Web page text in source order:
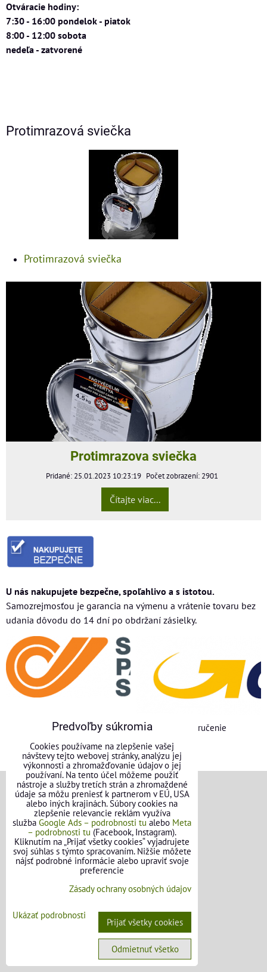
Otváracie hodiny:
7:30 - 16:00 pondelok - piatok
8:00 - 12:00 sobota
nedeľa - zatvorené
Protimrazová sviečka
Protimrazová sviečka
Protimrazova sviečka
Pridané: 25.01.2023 10:23:19 Počet zobrazení: 2901
Čítajte viac...
U nás nakupujete bezpečne, spoľahlivo a s istotou.
Samozrejmosťou je garancia na výmenu a vrátenie tovaru bez
udania dôvodu do 14 dní po obdržaní zásielky.
GLS doručenie
VŠEOBECNÉ INFORMÁCIE
Obchodné podmienky pre osoby
Obchodné podmienky pre firmy
Ochrana osobných údajov
Reklamačný poriadok
Formulár na odstúpenie od zmluvy
FAQ - Často kladené otázky
Predvoľby súkromia
Cookies používame na zlepšenie vašej
návštevy tejto webovej stránky, analýzu jej
výkonnosti a zhromažďovanie údajov o jej
používaní. Na tento účel môžeme použiť
nástroje a služby tretích strán a zhromaždené
údaje sa môžu preniesť k partnerom v EÚ, USA
alebo iných krajinách. Súbory cookies na
zlepšenie relevancie reklám využíva
služba Google Ads – podrobnosti tu alebo Meta
– podrobnosti tu (Facebook, Instagram).
Kliknutím na „Prijať všetky cookies“ vyjadrujete
svoj súhlas s týmto spracovaním. Nižšie môžete
nájsť podrobné informácie alebo upraviť svoje
preferencie
Zásady ochrany osobných údajov
Ukázať podrobnosti
Prijať všetky cookies
Odmietnuť všetko